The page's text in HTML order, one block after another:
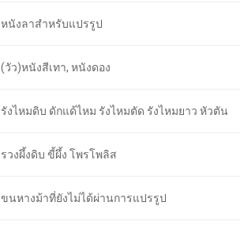
หนังลาสำหรับแปรรูป
(วัว)หนังสีเทา, หนังดอง
รังไหมดิบ ดักแด้ไหม รังไหมตัด รังไหมยาว หัวตัน
รวงผึ้งดิบ ขี้ผึ้ง โพรโพลิส
ขนหางม้าที่ยังไม่ได้ผ่านการแปรรูป